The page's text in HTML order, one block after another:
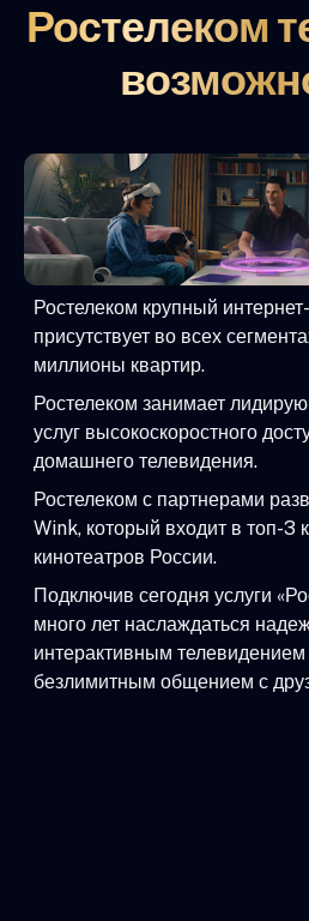
Ростелеком
Ростелеком крупный
присутствует во всех
миллионы квартир.
Ростелеком занимает
услуг высокоскоростного
домашнего телевидения.
Ростелеком с партнерами
Wink, который входит в топ-3
кинотеатров России.
Подключив сегодня услуги
много лет наслаждаться
интерактивным телевидением
безлимитным общением с